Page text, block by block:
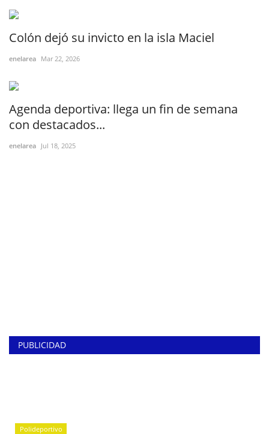
Colón dejó su invicto en la isla Maciel
enelarea Mar 22, 2026
Agenda deportiva: llega un fin de semana
con destacados...
enelarea Jul 18, 2025
PUBLICIDAD
Polideportivo